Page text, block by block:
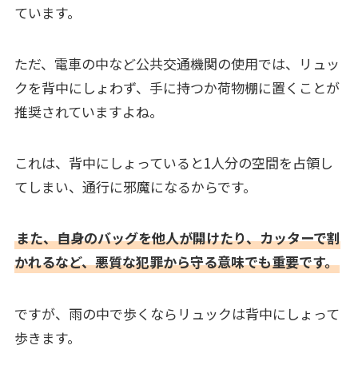
ています。
ただ、電車の中など公共交通機関の使用では、リュッ
クを背中にしょわず、手に持つか荷物棚に置くことが
推奨されていますよね。
これは、背中にしょっていると1人分の空間を占領し
てしまい、通行に邪魔になるからです。
また、自身のバッグを他人が開けたり、カッターで割
かれるなど、悪質な犯罪から守る意味でも重要です。
ですが、雨の中で歩くならリュックは背中にしょって
歩きます。